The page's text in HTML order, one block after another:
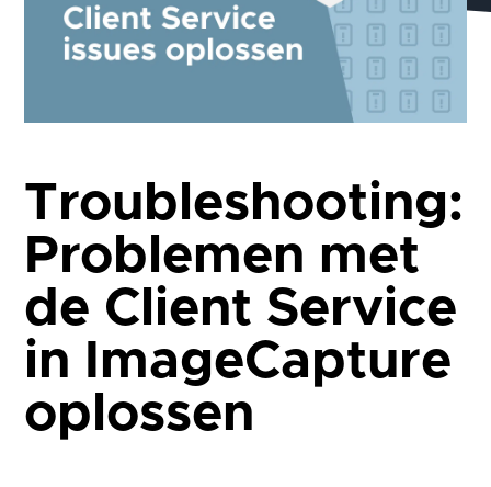
Troubleshooting:
Problemen met
de Client Service
in ImageCapture
oplossen